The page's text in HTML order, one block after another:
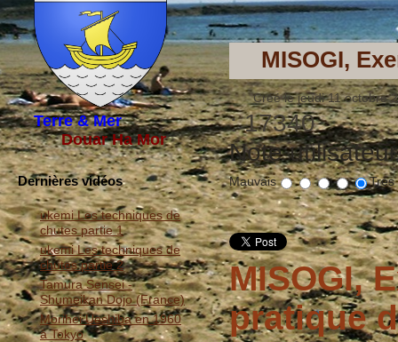
Terre & Mer
Douar Ha Mor
Dernières vidéos
ukemi Les techniques de
chutes partie 1
ukemi Les techniques de
chutes partie 2
Tamura Sensei -
Shumeikan Dojo (France)
Morihei Ueshiba en 1960
à Tokyo
MISOGI,
Créé le jeudi 11 octobre
: 17340
Note
Mauvais
MISOGI,
pratique